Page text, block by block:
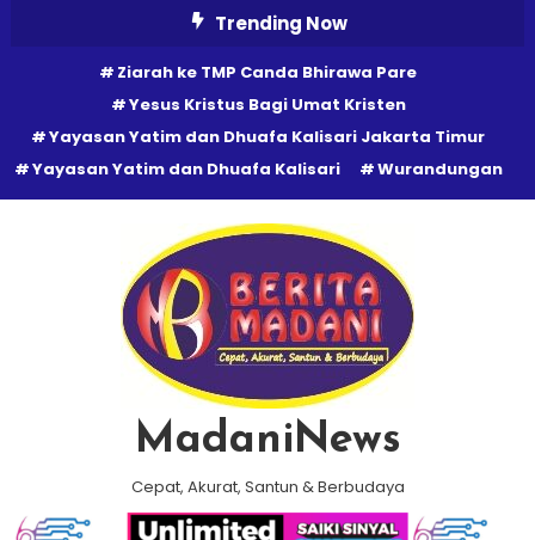
Trending Now
Ziarah ke TMP Canda Bhirawa Pare
Yesus Kristus Bagi Umat Kristen
Yayasan Yatim dan Dhuafa Kalisari Jakarta Timur
Yayasan Yatim dan Dhuafa Kalisari
Wurandungan
MadaniNews
Cepat, Akurat, Santun & Berbudaya